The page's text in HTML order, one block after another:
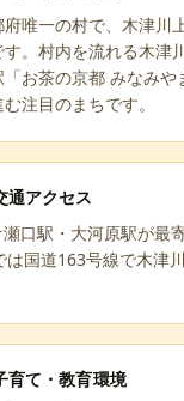
唯一の村で、木津川
。村内を流れる木津
お茶の京都 みなみや
注目のまちです。
通アクセス
瀬口駅・大河原駅が最
は国道163号線で木津
育て・教育環境